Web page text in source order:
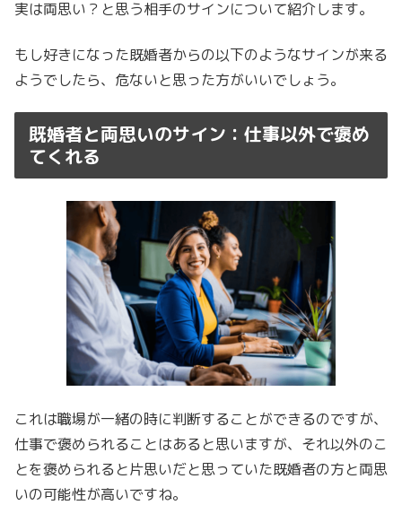
実は両思い？と思う相手のサインについて紹介します。
もし好きになった既婚者からの以下のようなサインが来る
ようでしたら、危ないと思った方がいいでしょう。
既婚者と両思いのサイン：仕事以外で褒め
てくれる
これは職場が一緒の時に判断することができるのですが、
仕事で褒められることはあると思いますが、それ以外のこ
とを褒められると片思いだと思っていた既婚者の方と両思
いの可能性が高いですね。